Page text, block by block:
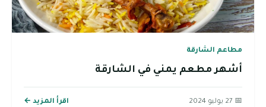
مطاعم الشارقة
أشهر مطعم يمني في الشارقة
📅 27 يوليو 2024 اقرأ المزيد ←